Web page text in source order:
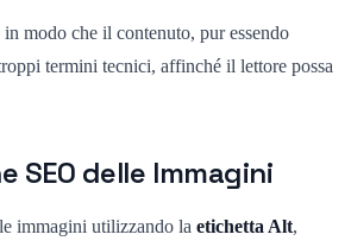
modo che il contenuto, pur essendo
termini tecnici, affinché il lettore possa
SEO delle Immagini
immagini utilizzando la etichetta Alt,